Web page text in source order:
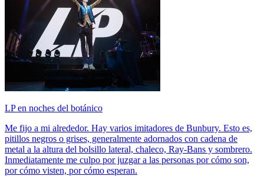
LP en noches del botánico
Me fijo a mi alrededor. Hay varios imitadores de Bunbury. Esto es,
pitillos negros o grises, generalmente adornados con cadena de
metal a la altura del bolsillo lateral, chaleco, Ray-Bans y sombrero.
Inmediatamente me culpo por juzgar a las personas por cómo son,
por cómo visten, por cómo esperan.